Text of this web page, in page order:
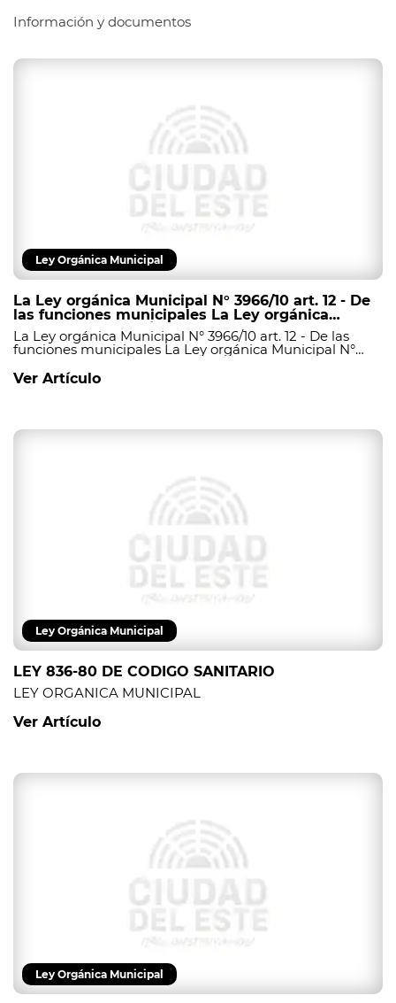
Información y documentos
Ley Orgánica Municipal
La Ley orgánica Municipal N° 3966/10 art. 12 - De
las funciones municipales La Ley orgánica
Municipal N° 3966/10 art. 12 - De las funciones
municipales
La Ley orgánica Municipal N° 3966/10 art. 12 - De las
funciones municipales La Ley orgánica Municipal N°
Ver Artículo
Ley Orgánica Municipal
LEY 836-80 DE CODIGO SANITARIO
LEY ORGANICA MUNICIPAL
Ver Artículo
Ley Orgánica Municipal